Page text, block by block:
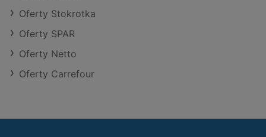
Oferty Stokrotka
Oferty SPAR
Oferty Netto
Oferty Carrefour